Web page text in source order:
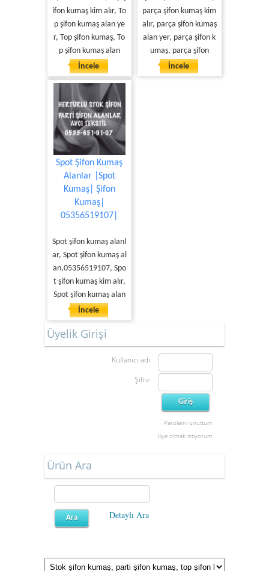
ifon kumaş kim alır, To
p şifon kumaş alan ye
r, Top şifon kumaş, To
p şifon kumaş alan
İncele
parça şifon kumaş kim
alır, parça şifon kumaş
alan yer, parça şifon k
umaş, parça şifon
İncele
Spot Şifon Kumaş
Alanlar |Spot
Kumaş| Şifon
Kumaş|
05356519107|
Spot şifon kumaş alanl
ar, Spot şifon kumaş al
an,05356519107, Spo
t şifon kumaş kim alır,
Spot şifon kumaş alan
İncele
Üyelik Girişi
Kullanıcı adı
Şifre
Parolamı unuttum
Üye olmak istiyorum
Ürün Ara
Detaylı Ara